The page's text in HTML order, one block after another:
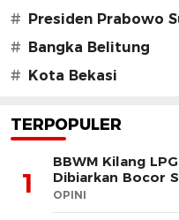
# Presiden Prabowo
# Bangka Belitung
# Kota Bekasi
TERPOPULER
1
BBWM Kilang
Dibiarkan Bocor
OPINI